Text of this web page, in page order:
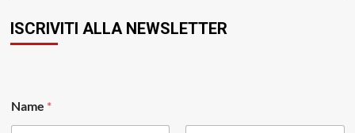
ISCRIVITI ALLA NEWSLETTER
a
m
Name *